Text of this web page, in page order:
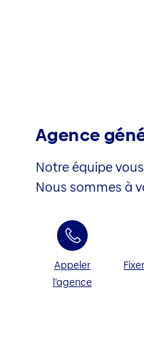
Agence
Notre équipe
Nous sommes à
Appeler
l’agence